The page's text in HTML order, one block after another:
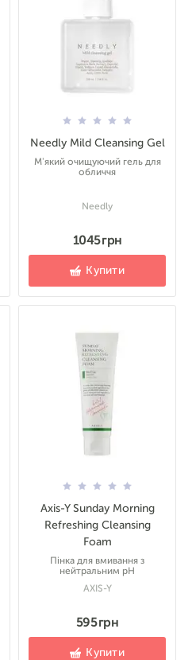
Needly Mild Cleansing Gel
М'який очищуючий гель для
обличчя
Needly
1045 грн
Купити
Axis-Y Sunday Morning
Refreshing Cleansing
Foam
Пінка для вмивання з
нейтральним pH
AXIS-Y
595 грн
Купити